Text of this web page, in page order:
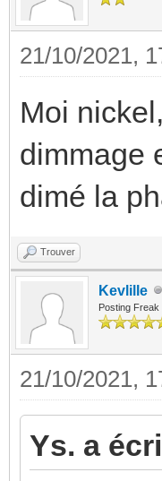
21/10/2021,
Moi
dimmage
dimé la
Trouver
Kevlille
Posting Freak
21/10/2021,
Ys. a